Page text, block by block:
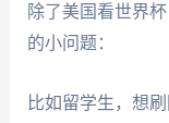
除了美国看世界杯
的小问题：
比如留学生，想